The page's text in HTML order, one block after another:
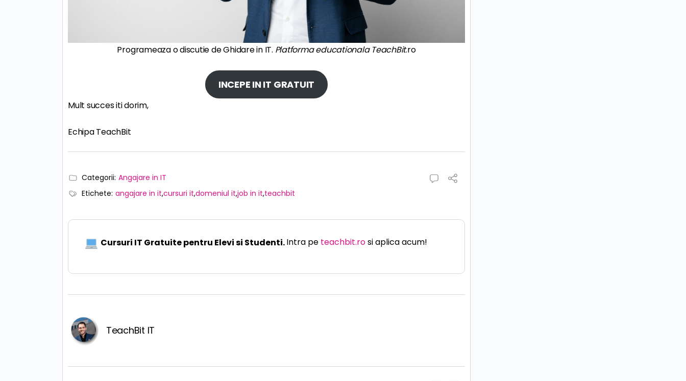
Programeaza o discutie de Ghidare in IT. Platforma educationala TeachBit.ro
INCEPE IN IT GRATUIT
Mult succes iti dorim,
Echipa TeachBit
Categorii: Angajare in IT
Etichete: angajare in it,cursuri it,domeniul it,job in it,teachbit
Cursuri IT Gratuite pentru Elevi si Studenti.Intra pe teachbit.rosi aplica acum!
TeachBit IT